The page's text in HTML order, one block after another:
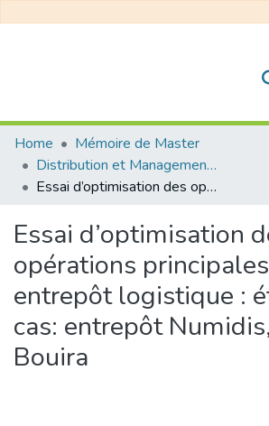
Communities & Collections
All of DSpace
Home
Mémoire de Master
Distribution et Management de la Chaîne Logistique
Essai d’optimisation des opérations principales d’un entrepôt logistique : étude de cas: entrepôt Numidis, Numilog Bouira
Essai d’optimisation
opérations principales
entrepôt logistique :
cas: entrepôt
Bouira